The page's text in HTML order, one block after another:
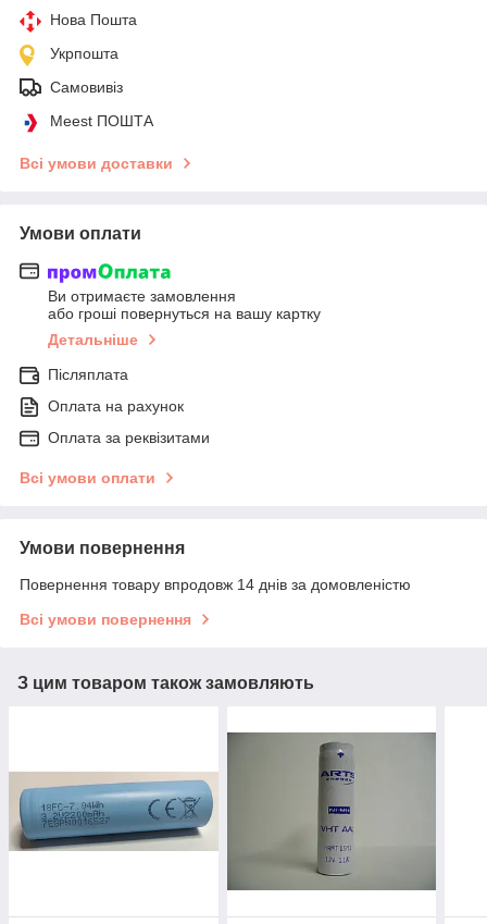
Нова Пошта
Укрпошта
Самовивіз
Meest ПОШТА
Всі умови доставки
Умови оплати
Ви отримаєте замовлення
або гроші повернуться на вашу картку
Детальніше
Післяплата
Оплата на рахунок
Оплата за реквізитами
Всі умови оплати
Умови повернення
Повернення товару впродовж 14 днів за домовленістю
Всі умови повернення
З цим товаром також замовляють